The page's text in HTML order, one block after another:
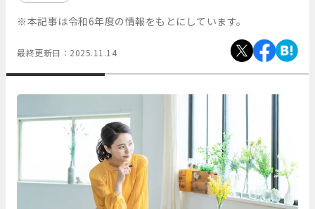
※本記事は令和6年度の情報をもとにしています。
最終更新日： 2025.11.14